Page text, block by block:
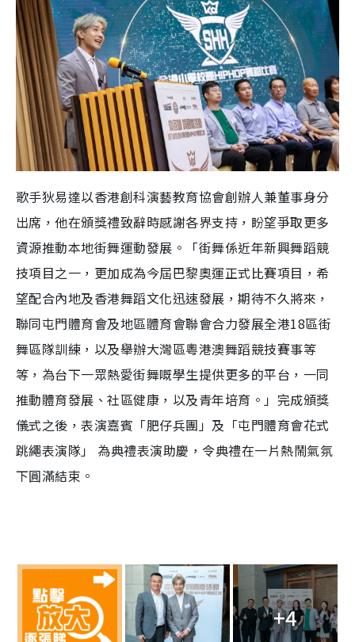
歌手狄易達以香港創科演藝教育協會創辦人兼董事身分
出席，他在頒獎禮致辭時感謝各界支持，盼望爭取更多
資源推動本地街舞運動發展。「街舞係近年新興舞蹈競
技項目之一，更加成為今屆巴黎奧運正式比賽項目，希
望配合內地及香港舞蹈文化迅速發展，期待不久將來，
聯同屯門體育會及地區體育會聯會合力發展全港18區街
舞區隊訓練，以及舉辦大灣區粵港澳舞蹈競技賽事等
等，為台下一眾熱愛街舞嘅學生提供更多的平台，一同
推動體育發展、社區健康，以及青年培育。」完成頒獎
儀式之後，表演嘉賓「肥仔兵團」及「屯門體育會花式
跳繩表演隊」 為典禮表演助慶，令典禮在一片熱鬧氣氛
下圓滿結束。
+4